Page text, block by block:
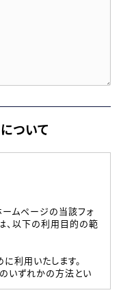
ついて
ームページの当該フォ
、以下の利用目的の範
用いたします。
いずれかの方法とい